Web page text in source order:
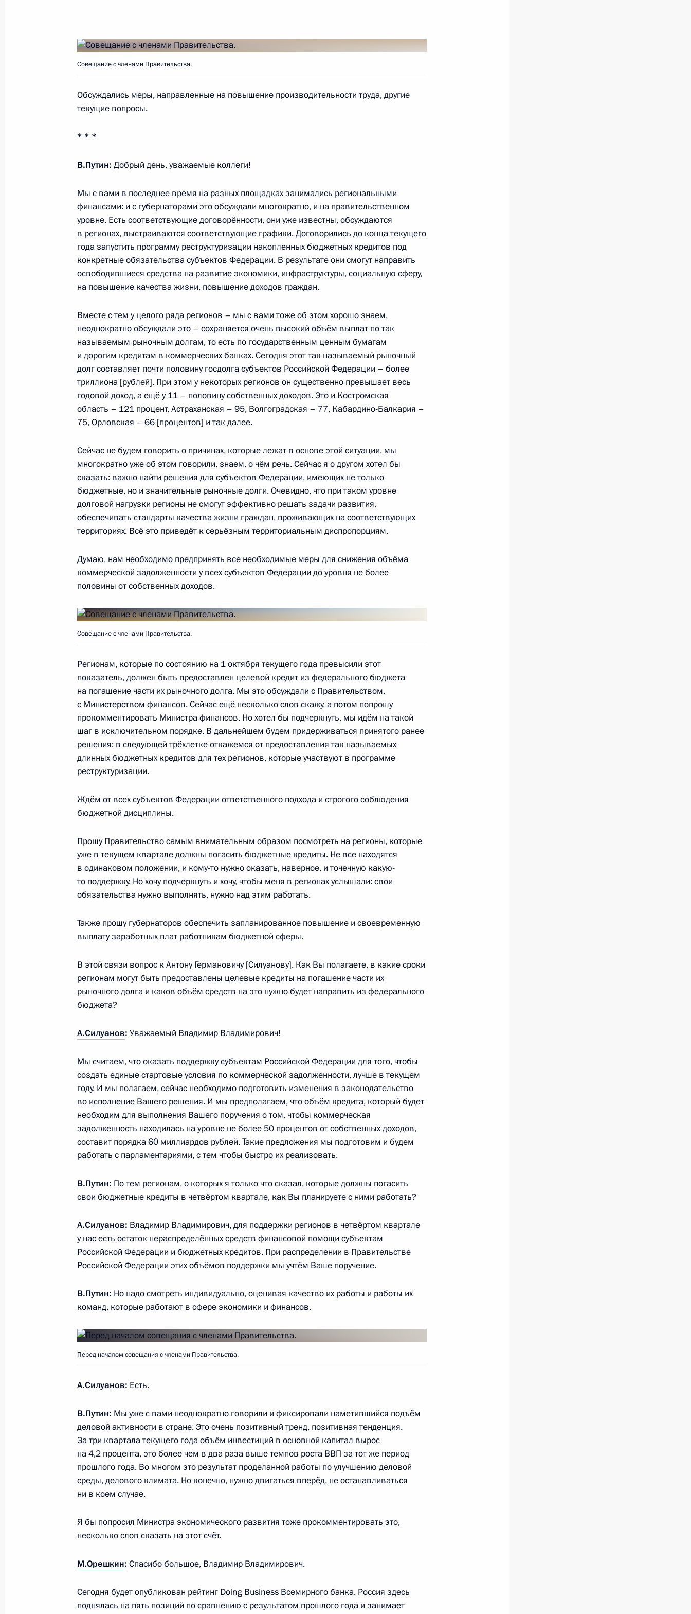
Совещание по экономическим вопросам
24 ноября 2017 года, 16:40
2
23 ноября 2017 года, четверг
переос­нащения Вооружённых Сил
23 ноября 2017 года, 18:00
22 ноября 2017 года, среда
Совещание с руководством Минобороны, оборонно-
22 ноября 2017 года, 13:50 Сочи
21 ноября 2017 года, вторник
Совещание о выполнении гособоронзаказа
21 ноября 2017 года, 17:00
1
Президент Сирии Башар Асад посетил Россию с рабочим
визитом
21 ноября 2017 года, 08:00 Сочи
20 ноября 2017 года, понедельник
промышленного комплекса
20 ноября 2017 года, 19:15
Встреча с руководителем Федеральной налоговой службы
20 ноября 2017 года, 12:00 Москва, Кремль
17 ноября 2017 года, пятница
Совещание по вопросам поддержки талантливой молодёжи
в сфере искусства
17 ноября 2017 года, 18:30 Санкт-Петербург
14
16 ноября 2017 года, четверг
Дмитрием Рогозиным
16 ноября 2017 года, 17:20
«Звезда»
16 ноября 2017 года, 15:50 Москва, Кремль
14 ноября 2017 года, вторник
Совещание по вопросам развития электроэнергетики
14 ноября 2017 года, 15:20 Москва
9 ноября 2017 года, четверг
Форум межрегионального сотрудничества России и Казахстана
9 ноября 2017 года, 18:40 Челябинск
8 ноября 2017 года, среда
Рабочая встреча с главой Ингушетии Юнус-Беком Евкуровым
8 ноября 2017 года, 13:15 Москва, Кремль
1
7 ноября 2017 года, вторник
Заседание Комиссии по вопросам военно-технического
7 ноября 2017 года, 13:50 Москва, Кремль
2 ноября 2017 года, четверг
Ковтун
Встреча с бывшими руководителями ряда регионов
2 ноября 2017 года, 16:15 Московская область, Ново-Огарёво
Совещание с членами Правительства
30 октября 2017 года, понедельник
Совещание с членами Правительства.
Обсуждались меры, направленные на повышение производительности труда, другие
текущие вопросы.
* * *
В.Путин: Добрый день, уважаемые коллеги!
Мы с вами в последнее время на разных площадках занимались региональными
финансами: и с губернаторами это обсуждали многократно, и на правительственном
уровне. Есть соответствующие договорённости, они уже известны, обсуждаются
в регионах, выстраиваются соответствующие графики. Договорились до конца текущего
года запустить программу реструктуризации накопленных бюджетных кредитов под
конкретные обязательства субъектов Федерации. В результате они смогут направить
освободившиеся средства на развитие экономики, инфраструктуры, социальную сферу,
на повышение качества жизни, повышение доходов граждан.
Вместе с тем у целого ряда регионов – мы с вами тоже об этом хорошо знаем,
неоднократно обсуждали это – сохраняется очень высокий объём выплат по так
называемым рыночным долгам, то есть по государственным ценным бумагам
и дорогим кредитам в коммерческих банках. Сегодня этот так называемый рыночный
долг составляет почти половину госдолга субъектов Российской Федерации – более
триллиона [рублей]. При этом у некоторых регионов он существенно превышает весь
годовой доход, а ещё у 11 – половину собственных доходов. Это и Костромская
область – 121 процент, Астраханская – 95, Волгоградская – 77, Кабардино-Балкария –
75, Орловская – 66 [процентов] и так далее.
Сейчас не будем говорить о причинах, которые лежат в основе этой ситуации, мы
многократно уже об этом говорили, знаем, о чём речь. Сейчас я о другом хотел бы
сказать: важно найти решения для субъектов Федерации, имеющих не только
бюджетные, но и значительные рыночные долги. Очевидно, что при таком уровне
долговой нагрузки регионы не смогут эффективно решать задачи развития,
обеспечивать стандарты качества жизни граждан, проживающих на соответствующих
территориях. Всё это приведёт к серьёзным территориальным диспропорциям.
Думаю, нам необходимо предпринять все необходимые меры для снижения объёма
коммерческой задолженности у всех субъектов Федерации до уровня не более
половины от собственных доходов.
Совещание с членами Правительства.
Регионам, которые по состоянию на 1 октября текущего года превысили этот
показатель, должен быть предоставлен целевой кредит из федерального бюджета
на погашение части их рыночного долга. Мы это обсуждали с Правительством,
с Министерством финансов. Сейчас ещё несколько слов скажу, а потом попрошу
прокомментировать Министра финансов. Но хотел бы подчеркнуть, мы идём на такой
шаг в исключительном порядке. В дальнейшем будем придерживаться принятого ранее
решения: в следующей трёхлетке откажемся от предоставления так называемых
длинных бюджетных кредитов для тех регионов, которые участвуют в программе
реструктуризации.
Ждём от всех субъектов Федерации ответственного подхода и строгого соблюдения
бюджетной дисциплины.
Прошу Правительство самым внимательным образом посмотреть на регионы, которые
уже в текущем квартале должны погасить бюджетные кредиты. Не все находятся
в одинаковом положении, и кому-то нужно оказать, наверное, и точечную какую-
то поддержку. Но хочу подчеркнуть и хочу, чтобы меня в регионах услышали: свои
обязательства нужно выполнять, нужно над этим работать.
Также прошу губернаторов обеспечить запланированное повышение и своевременную
выплату заработных плат работникам бюджетной сферы.
В этой связи вопрос к Антону Германовичу [Силуанову]. Как Вы полагаете, в какие сроки
регионам могут быть предоставлены целевые кредиты на погашение части их
рыночного долга и каков объём средств на это нужно будет направить из федерального
бюджета?
А.Силуанов: Уважаемый Владимир Владимирович!
Мы считаем, что оказать поддержку субъектам Российской Федерации для того, чтобы
создать единые стартовые условия по коммерческой задолженности, лучше в текущем
году. И мы полагаем, сейчас необходимо подготовить изменения в законодательство
во исполнение Вашего решения. И мы предполагаем, что объём кредита, который будет
необходим для выполнения Вашего поручения о том, чтобы коммерческая
задолженность находилась на уровне не более 50 процентов от собственных доходов,
составит порядка 60 миллиардов рублей. Такие предложения мы подготовим и будем
работать с парламентариями, с тем чтобы быстро их реализовать.
В.Путин: По тем регионам, о которых я только что сказал, которые должны погасить
свои бюджетные кредиты в четвёртом квартале, как Вы планируете с ними работать?
А.Силуанов: Владимир Владимирович, для поддержки регионов в четвёртом квартале
у нас есть остаток нераспределённых средств финансовой помощи субъектам
Российской Федерации и бюджетных кредитов. При распределении в Правительстве
Российской Федерации этих объёмов поддержки мы учтём Ваше поручение.
В.Путин: Но надо смотреть индивидуально, оценивая качество их работы и работы их
команд, которые работают в сфере экономики и финансов.
Перед началом совещания с членами Правительства.
А.Силуанов: Есть.
В.Путин: Мы уже с вами неоднократно говорили и фиксировали наметившийся подъём
деловой активности в стране. Это очень позитивный тренд, позитивная тенденция.
За три квартала текущего года объём инвестиций в основной капитал вырос
на 4,2 процента, это более чем в два раза выше темпов роста ВВП за тот же период
прошлого года. Во многом это результат проделанной работы по улучшению деловой
среды, делового климата. Но конечно, нужно двигаться вперёд, не останавливаться
ни в коем случае.
Я бы попросил Министра экономического развития тоже прокомментировать это,
несколько слов сказать на этот счёт.
М.Орешкин: Спасибо большое, Владимир Владимирович.
Сегодня будет опубликован рейтинг Doing Business Всемирного банка. Россия здесь
поднялась на пять позиций по сравнению с результатом прошлого года и занимает